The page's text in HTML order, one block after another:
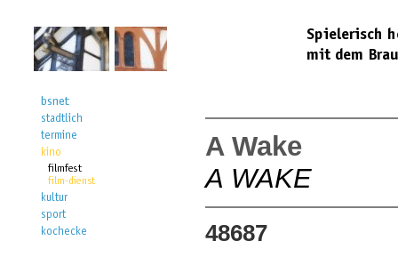
A Wake
A WAKE
48687